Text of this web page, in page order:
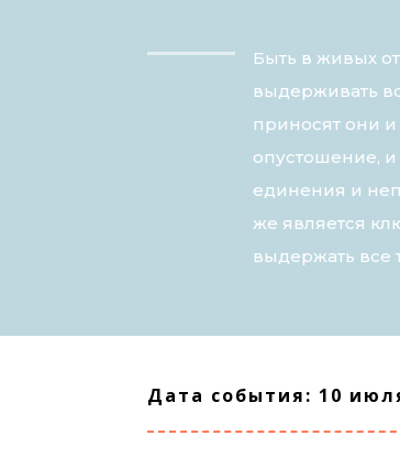
Быть в живых
выдерживать
приносят они
опустошение,
единения и
же является
выдержать все
Дата события: 10